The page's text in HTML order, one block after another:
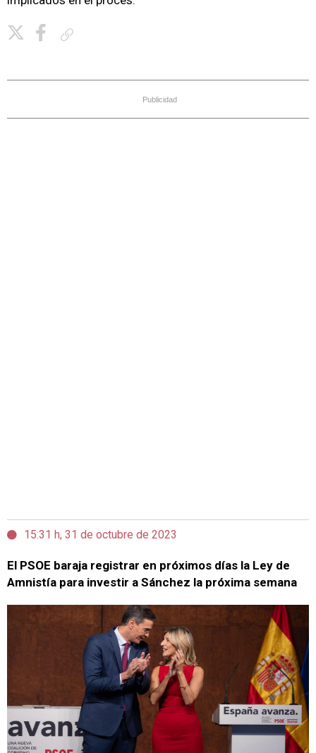
Publicidad
15:31 h, 31 de octubre de 2023
El PSOE baraja registrar en próximos días la Ley de
Amnistía para investir a Sánchez la próxima semana